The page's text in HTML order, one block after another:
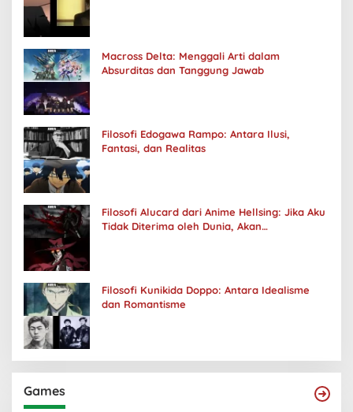
Macross Delta: Menggali Arti dalam
Absurditas dan Tanggung Jawab
Filosofi Edogawa Rampo: Antara Ilusi,
Fantasi, dan Realitas
Filosofi Alucard dari Anime Hellsing: Jika Aku
Tidak Diterima oleh Dunia, Akan
Filosofi Kunikida Doppo: Antara Idealisme
dan Romantisme
Games